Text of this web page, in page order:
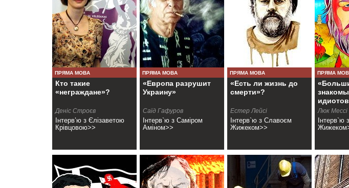
ПРЯМА МОВА
Кто такие
«неграждане»?
Деніс Строєв
Інтерв’ю з Єлізаветою
Крівцовою>>
ПРЯМА МОВА
«Европа разрушит
Украину»
Саїд Гафуров
Інтерв`ю з Саміром
Аміном>>
ПРЯМА МОВА
«Есть ли жизнь до
смерти»?
Естер Лейсі
Інтерв`ю з Славоєм
Жижеком>>
ПРЯМА
Люк Мессі
Інтерв`ю